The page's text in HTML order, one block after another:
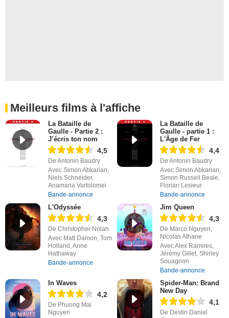
Meilleurs films à l'affiche
La Bataille de
Gaulle - Partie 2 :
J’écris ton nom
4,5
De Antonin Baudry
Avec Simon Abkarian,
Niels Schneider,
Anamaria Vartolomei
Bande-annonce
La Bataille de
Gaulle - partie 1 :
L'Âge de Fer
4,4
De Antonin Baudry
Avec Simon Abkarian,
Simon Russell Beale,
Florian Lesieur
Bande-annonce
L'Odyssée
4,3
De Christopher Nolan
Avec Matt Damon, Tom
Holland, Anne
Hathaway
Bande-annonce
Jim Queen
4,3
De Marco Nguyen,
Nicolas Athane
Avec Alex Ramires,
Jérémy Gillet, Shirley
Souagnon
Bande-annonce
In Waves
4,2
De Phuong Mai
Nguyen
Spider-Man: Brand
New Day
4,1
De Destin Daniel